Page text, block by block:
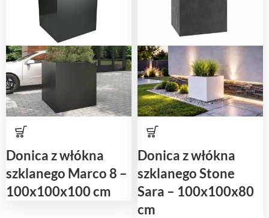
Donica z włókna
szklanego Marco 8 –
100x100x100 cm
Donica z włókna
szklanego Stone
Sara – 100x100x80
cm